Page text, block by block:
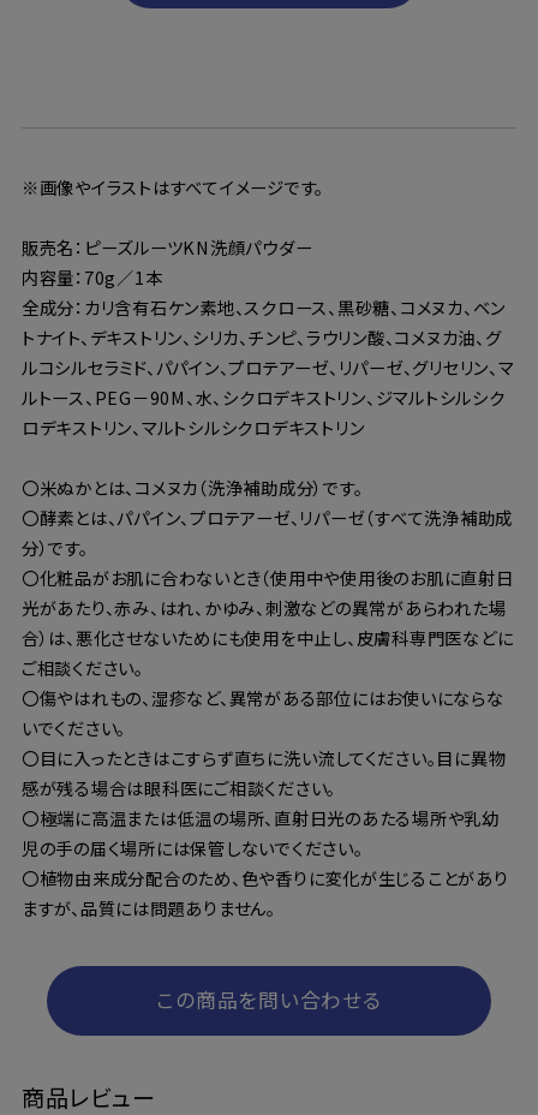
※画像やイラストはすべてイメージです。
販売名：ピーズルーツKN洗顔パウダー
内容量：70g／1本
全成分：カリ含有石ケン素地、スクロース、黒砂糖、コメヌカ、ベン
トナイト、デキストリン、シリカ、チンピ、ラウリン酸、コメヌカ油、グ
ルコシルセラミド、パパイン、プロテアーゼ、リパーゼ、グリセリン、マ
ルトース、PEG－90M、水、シクロデキストリン、ジマルトシルシク
ロデキストリン、マルトシルシクロデキストリン
〇米ぬかとは、コメヌカ（洗浄補助成分）です。
〇酵素とは、パパイン、プロテアーゼ、リパーゼ（すべて洗浄補助成
分）です。
〇化粧品がお肌に合わないとき（使用中や使用後のお肌に直射日
光があたり、赤み、はれ、かゆみ、刺激などの異常があらわれた場
合）は、悪化させないためにも使用を中止し、皮膚科専門医などに
ご相談ください。
〇傷やはれもの、湿疹など、異常がある部位にはお使いにならな
いでください。
〇目に入ったときはこすらず直ちに洗い流してください。目に異物
感が残る場合は眼科医にご相談ください。
〇極端に高温または低温の場所、直射日光のあたる場所や乳幼
児の手の届く場所には保管しないでください。
〇植物由来成分配合のため、色や香りに変化が生じることがあり
ますが、品質には問題ありません。
この商品を問い合わせる
商品レビュー